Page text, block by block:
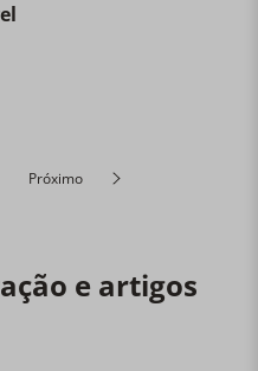
Próximo
e artigos